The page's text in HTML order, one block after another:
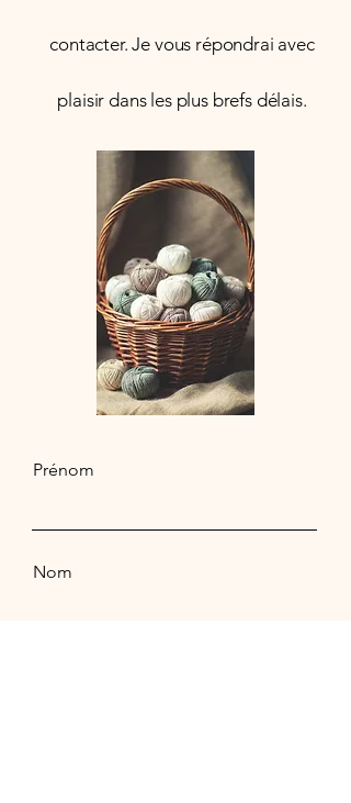
contacter. Je vous répondrai avec
plaisir dans les plus brefs délais.
Prénom
Nom